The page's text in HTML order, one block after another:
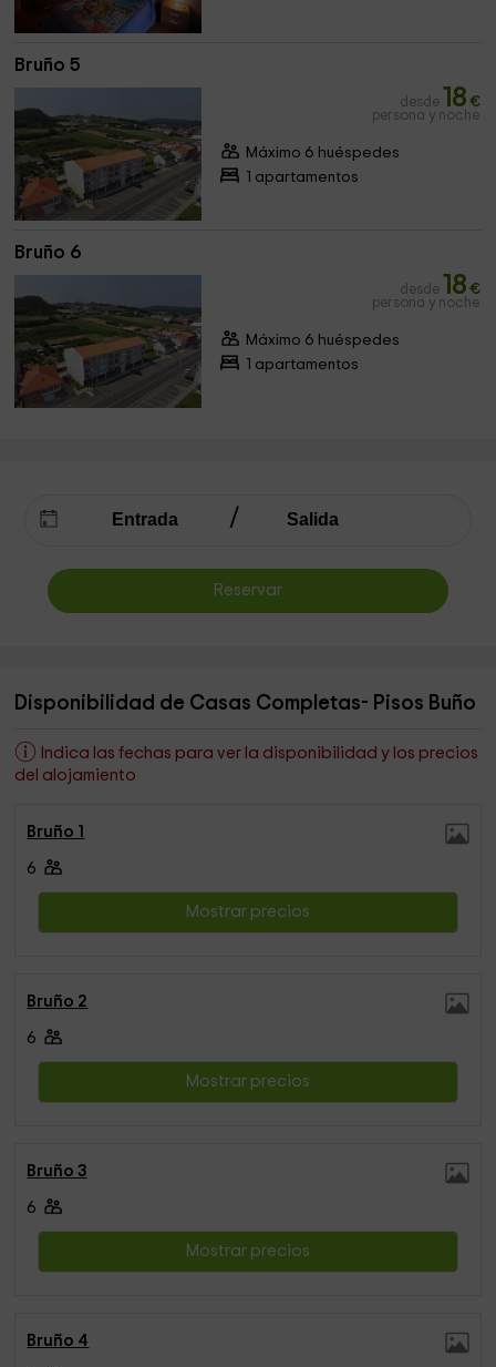
Bruño 5
desde 18 €
persona y noche
Máximo 6 huéspedes
1 apartamentos
Bruño 6
desde 18 €
persona y noche
Máximo 6 huéspedes
1 apartamentos
Reservar
Disponibilidad de Casas Completas- Pisos Buño
Indica las fechas para ver la disponibilidad y los precios
del alojamiento
Bruño 1
6
Mostrar precios
Bruño 2
6
Mostrar precios
Bruño 3
6
Mostrar precios
Bruño 4